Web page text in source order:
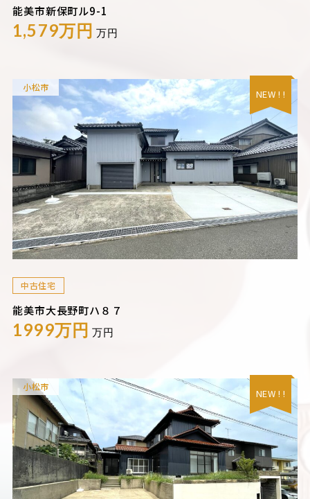
能美市新保町ル9-1
1,579万円 万円
小松市
NEW ! !
中古住宅
能美市大長野町ハ８７
1999万円 万円
小松市
NEW ! !